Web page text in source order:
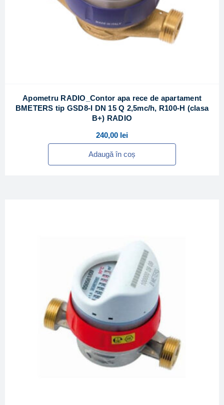
Apometru RADIO_Contor apa rece de apartament
BMETERS tip GSD8-I DN 15 Q 2,5mc/h, R100-H (clasa
B+) RADIO
240,00 lei
Adaugă în coș